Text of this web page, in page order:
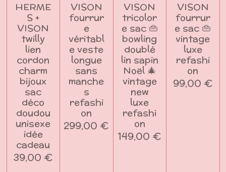
HERME
S +
VISON
twilly
lien
cordon
charm
bijoux
sac
déco
doudou
unisexe
idée
cadeau
39,00 €
VISON
fourrur
e
véritabl
e veste
longue
sans
manche
s
refashi
on
299,00 €
VISON
tricolor
e sac 👜
bowling
doublé
lin sapin
Noël 🎄
vintage
new
luxe
refashi
on
149,00 €
VISON
fourrur
e sac 👜
vintage
luxe
refashi
on
99,00 €